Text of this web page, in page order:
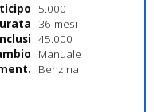
5.000
36 mesi
45.000
Manuale
Benzina